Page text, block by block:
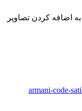
اضافه کردن تصاویر